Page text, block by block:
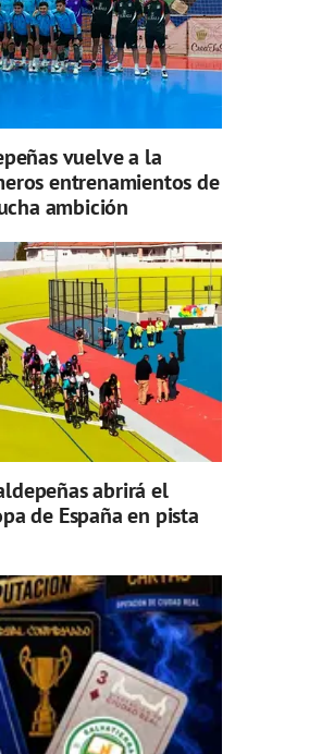
vuelve a la
entrenamientos de
ambición
abrirá el
de España en pista